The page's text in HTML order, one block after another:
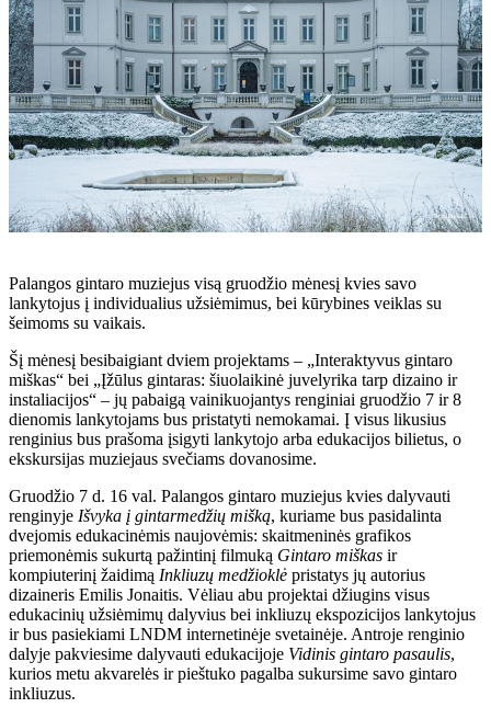
Palangos gintaro muziejus visą gruodžio mėnesį kvies savo
lankytojus į individualius užsiėmimus, bei kūrybines veiklas su
šeimoms su vaikais.
Šį mėnesį besibaigiant dviem projektams – „Interaktyvus gintaro
miškas“ bei „Įžūlus gintaras: šiuolaikinė juvelyrika tarp dizaino ir
instaliacijos“ – jų pabaigą vainikuojantys renginiai gruodžio 7 ir 8
dienomis lankytojams bus pristatyti nemokamai. Į visus likusius
renginius bus prašoma įsigyti lankytojo arba edukacijos bilietus, o
ekskursijas muziejaus svečiams dovanosime.
Gruodžio 7 d. 16 val. Palangos gintaro muziejus kvies dalyvauti
renginyje Išvyka į gintarmedžių mišką, kuriame bus pasidalinta
dvejomis edukacinėmis naujovėmis: skaitmeninės grafikos
priemonėmis sukurtą pažintinį filmuką Gintaro miškas ir
kompiuterinį žaidimą Inkliuzų medžioklė pristatys jų autorius
dizaineris Emilis Jonaitis. Vėliau abu projektai džiugins visus
edukacinių užsiėmimų dalyvius bei inkliuzų ekspozicijos lankytojus
ir bus pasiekiami LNDM internetinėje svetainėje. Antroje renginio
dalyje pakviesime dalyvauti edukacijoje Vidinis gintaro pasaulis,
kurios metu akvarelės ir pieštuko pagalba sukursime savo gintaro
inkliuzus.